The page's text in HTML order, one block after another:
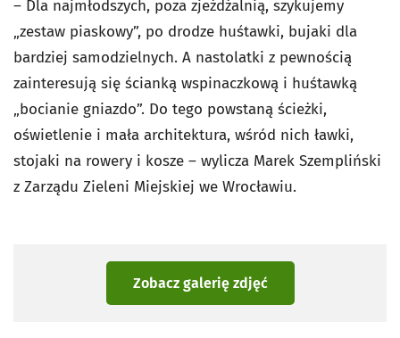
– Dla najmłodszych, poza zjeżdżalnią, szykujemy
„zestaw piaskowy”, po drodze huśtawki, bujaki dla
bardziej samodzielnych. A nastolatki z pewnością
zainteresują się ścianką wspinaczkową i huśtawką
„bocianie gniazdo”. Do tego powstaną ścieżki,
oświetlenie i mała architektura, wśród nich ławki,
stojaki na rowery i kosze – wylicza Marek Szempliński
z Zarządu Zieleni Miejskiej we Wrocławiu.
Zobacz galerię zdjęć